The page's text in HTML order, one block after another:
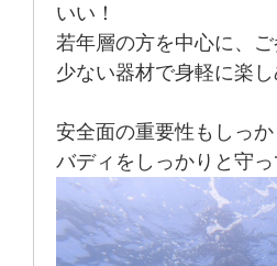
いい！
若年層の方を中心に、
少ない器材で身軽に楽
安全面の重要性もしっか
バディをしっかりと守っ